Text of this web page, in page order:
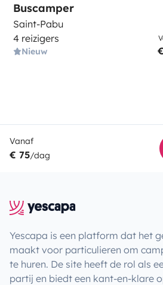
Buscamper
Saint-Pabu
4 reizigers
Nieuw
Vanaf
€ 75/dag
Yescapa is een platform dat het
maakt voor particulieren om
te huren. De site heeft de rol als
partij en biedt een kant-en-klare